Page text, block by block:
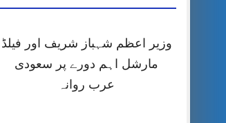
وزیر اعظم شہباز شریف اور فیلڈ
مارشل اہم دورے پر سعودی
عرب روانہ